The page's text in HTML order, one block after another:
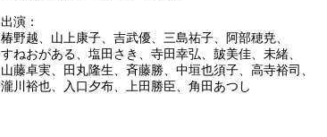
出演：
椿野越、山上康子、吉武優、三島祐子、阿部穂尭、
すねおがある、塩田さき、寺田幸弘、皷美佳、未緒、
山藤卓実、田丸隆生、斉藤勝、中垣也須子、高寺裕司、
瀧川裕也、入口夕布、上田勝臣、角田あつし